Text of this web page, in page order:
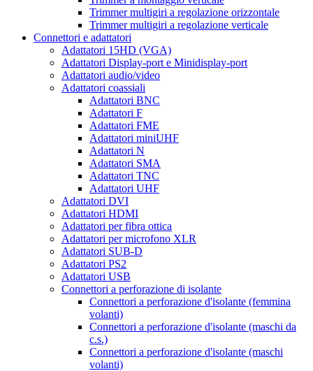
Trimmer multigiri a regolazione orizzontale
Trimmer multigiri a regolazione verticale
Connettori e adattatori
Adattatori 15HD (VGA)
Adattatori Display-port e Minidisplay-port
Adattatori audio/video
Adattatori coassiali
Adattatori BNC
Adattatori F
Adattatori FME
Adattatori miniUHF
Adattatori N
Adattatori SMA
Adattatori TNC
Adattatori UHF
Adattatori DVI
Adattatori HDMI
Adattatori per fibra ottica
Adattatori per microfono XLR
Adattatori SUB-D
Adattatori PS2
Adattatori USB
Connettori a perforazione di isolante
Connettori a perforazione d'isolante (femmina
volanti)
Connettori a perforazione d'isolante (maschi da
c.s.)
Connettori a perforazione d'isolante (maschi
volanti)